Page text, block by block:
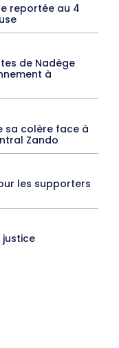
reportée au 4
de Nadège
à
sa colère face à
Zando
les supporters
justice